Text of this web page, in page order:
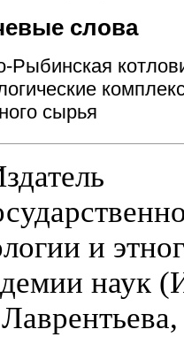
слова
Рыбинская
сырья
и